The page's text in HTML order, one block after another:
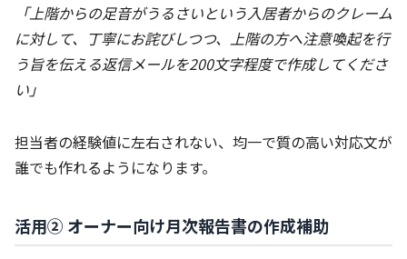
「上階からの足音がうるさいという入居者からのクレーム
に対して、丁寧にお詫びしつつ、上階の方へ注意喚起を行
う旨を伝える返信メールを200文字程度で作成してくださ
い」
担当者の経験値に左右されない、均一で質の高い対応文が
誰でも作れるようになります。
活用② オーナー向け月次報告書の作成補助